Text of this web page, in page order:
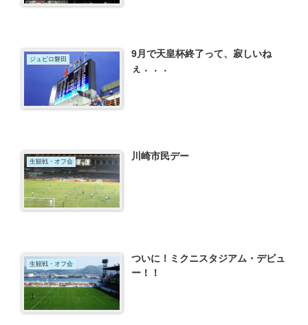
ジュビロ磐田
9月で天皇杯終了って、寂しいね
ぇ．．．
生観戦・オフ会 川崎市民デー
生観戦・オフ会
ついに！ミクニスタジアム・デビュ
ー！！